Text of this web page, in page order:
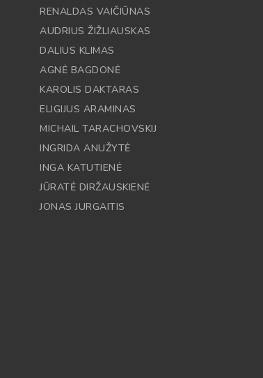
RENALDAS VAIČIŪNAS
AUDRIUS ŽIŽLIAUSKAS
DALIUS KLIMAS
AGNĖ BAGDONĖ
KAROLIS DAKTARAS
ELIGIJUS ARAMINAS
MICHAIL TARACHOVSKIJ
INGRIDA ANUŽYTĖ
INGA KATUTIENĖ
JŪRATĖ DIRŽAUSKIENĖ
JONAS JURGAITIS